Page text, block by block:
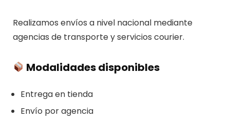
Realizamos envíos a nivel nacional mediante
agencias de transporte y servicios courier.
Modalidades disponibles
Entrega en tienda
Envío por agencia